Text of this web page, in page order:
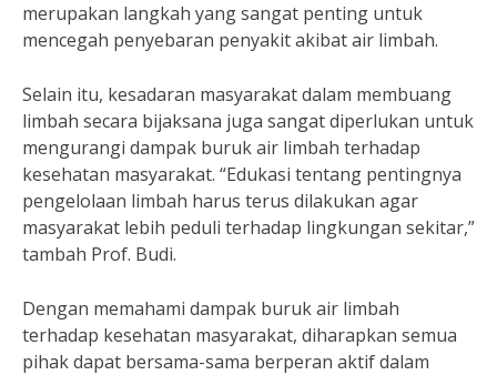
merupakan langkah yang sangat penting untuk
mencegah penyebaran penyakit akibat air limbah.
Selain itu, kesadaran masyarakat dalam membuang
limbah secara bijaksana juga sangat diperlukan untuk
mengurangi dampak buruk air limbah terhadap
kesehatan masyarakat. “Edukasi tentang pentingnya
pengelolaan limbah harus terus dilakukan agar
masyarakat lebih peduli terhadap lingkungan sekitar,”
tambah Prof. Budi.
Dengan memahami dampak buruk air limbah
terhadap kesehatan masyarakat, diharapkan semua
pihak dapat bersama-sama berperan aktif dalam